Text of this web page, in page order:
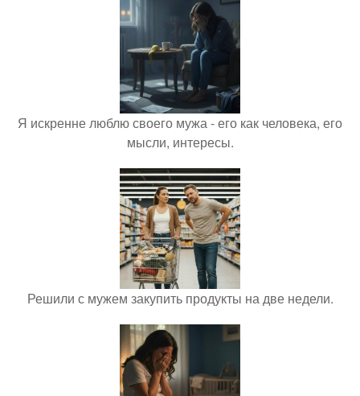
Я искренне люблю своего мужа - его как человека, его
мысли, интересы.
Решили с мужем закупить продукты на две недели.